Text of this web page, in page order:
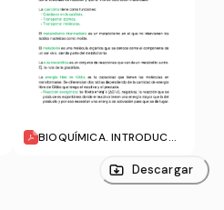
BIOQUÍMICA. INTRODUCCI
Descargar